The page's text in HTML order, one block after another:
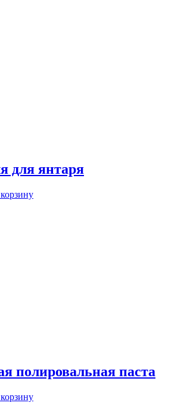
для янтаря
полировальная паста